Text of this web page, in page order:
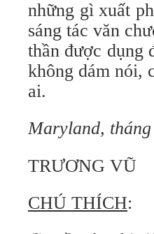
những gì xuất
sáng tác văn
thần được dụng
không dám nói,
ai.
Maryland,
TRƯƠNG VŨ
CHÚ THÍCH: